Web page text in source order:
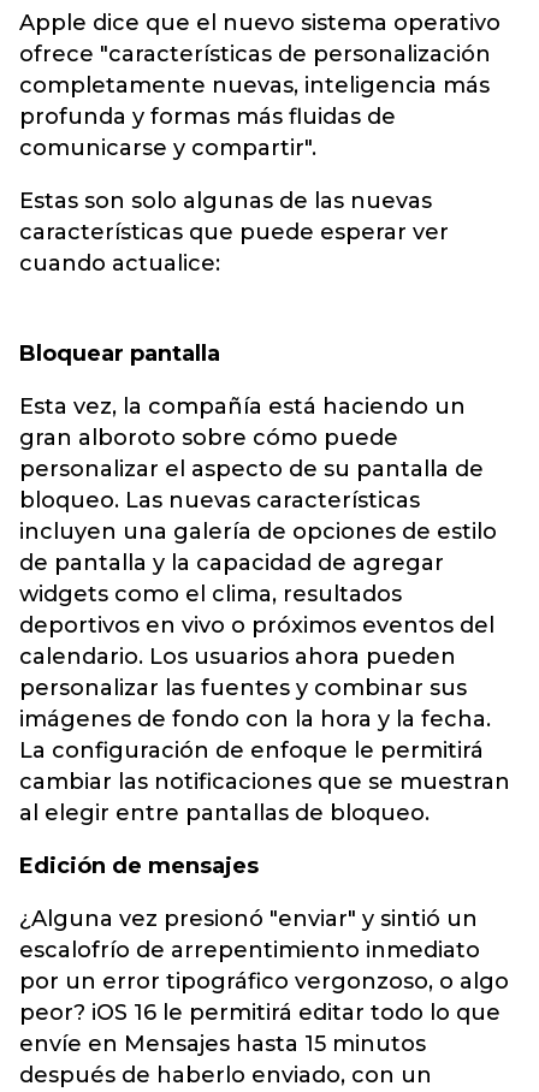
Apple dice que el nuevo sistema operativo
ofrece "características de personalización
completamente nuevas, inteligencia más
profunda y formas más fluidas de
comunicarse y compartir".
Estas son solo algunas de las nuevas
características que puede esperar ver
cuando actualice:
Bloquear pantalla
Esta vez, la compañía está haciendo un
gran alboroto sobre cómo puede
personalizar el aspecto de su pantalla de
bloqueo. Las nuevas características
incluyen una galería de opciones de estilo
de pantalla y la capacidad de agregar
widgets como el clima, resultados
deportivos en vivo o próximos eventos del
calendario. Los usuarios ahora pueden
personalizar las fuentes y combinar sus
imágenes de fondo con la hora y la fecha.
La configuración de enfoque le permitirá
cambiar las notificaciones que se muestran
al elegir entre pantallas de bloqueo.
Edición de mensajes
¿Alguna vez presionó "enviar" y sintió un
escalofrío de arrepentimiento inmediato
por un error tipográfico vergonzoso, o algo
peor? iOS 16 le permitirá editar todo lo que
envíe en Mensajes hasta 15 minutos
después de haberlo enviado, con un